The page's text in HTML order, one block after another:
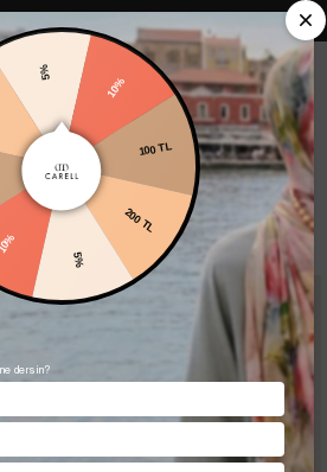
Şimdi Satışta! Hemen keşfet.
İTALYAN İPEKLİ JAKAR Küp Çizgi Desen
Küp Çizgi Desen
Büyük
200 TL
dersin?